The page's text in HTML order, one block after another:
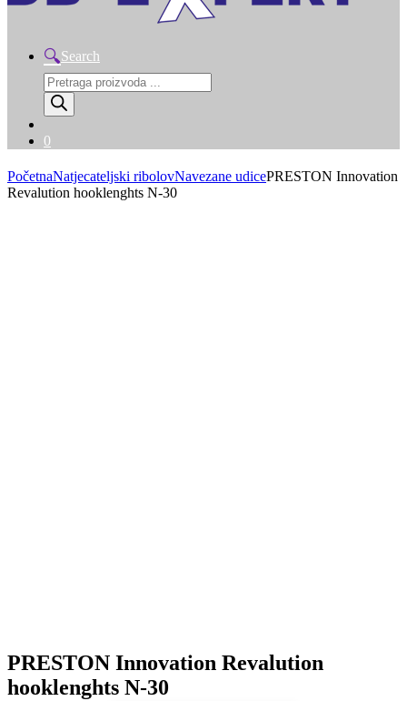
Search
Products
search
0
PočetnaNatjecateljski ribolovNavezane udicePRESTON Innovation
Revalution hooklenghts N-30
PRESTON Innovation Revalution
hooklenghts N-30